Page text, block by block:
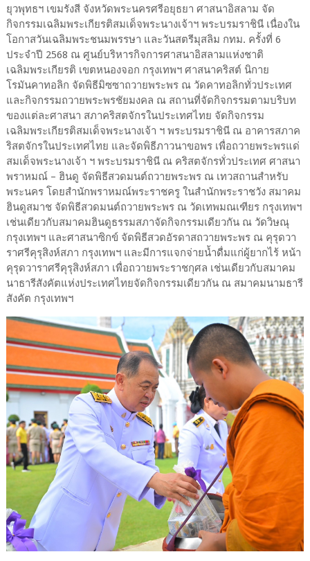
ยุวพุทธฯ เขมรังสี จังหวัดพระนครศรีอยุธยา ศาสนาอิสลาม จัด
กิจกรรมเฉลิมพระเกียรติสมเด็จพระนางเจ้าฯ พระบรมราชินี เนื่องใน
โอกาสวันเฉลิมพระชนมพรรษา และวันสตรีมุสลิม กทม. ครั้งที่ 6
ประจำปี 2568 ณ ศูนย์บริหารกิจการศาสนาอิสลามแห่งชาติ
เฉลิมพระเกียรติ เขตหนองจอก กรุงเทพฯ ศาสนาคริสต์ นิกาย
โรมันคาทอลิก จัดพิธีมิซซาถวายพระพร ณ วัดคาทอลิกทั่วประเทศ
และกิจกรรมถวายพระพรชัยมงคล ณ สถานที่จัดกิจกรรมตามบริบท
ของแต่ละศาสนา สภาคริสตจักรในประเทศไทย จัดกิจกรรม
เฉลิมพระเกียรติสมเด็จพระนางเจ้า ฯ พระบรมราชินี ณ อาคารสภาค
ริสตจักรในประเทศไทย และจัดพิธีภาวนาขอพร เพื่อถวายพระพรแด่
สมเด็จพระนางเจ้า ฯ พระบรมราชินี ณ คริสตจักรทั่วประเทศ ศาสนา
พราหมณ์ – ฮินดู จัดพิธีสวดมนต์ถวายพระพร ณ เทวสถานสำหรับ
พระนคร โดยสำนักพราหมณ์พระราชครู ในสำนักพระราชวัง สมาคม
ฮินดูสมาช จัดพิธีสวดมนต์ถวายพระพร ณ วัดเทพมณเฑียร กรุงเทพฯ
เช่นเดียวกับสมาคมฮินดูธรรมสภาจัดกิจกรรมเดียวกัน ณ วัดวิษณุ
กรุงเทพฯ และศาสนาซิกข์ จัดพิธีสวดอัรดาสถวายพระพร ณ คุรุดวา
ราศรีคุรุสิงห์สภา กรุงเทพฯ และมีการแจกจ่ายน้ำดื่มแก่ผู้ยากไร้ หน้า
คุรุดวาราศรีคุรุสิงห์สภา เพื่อถวายพระราชกุศล เช่นเดียวกับสมาคม
นาธารีสังคัตแห่งประเทศไทยจัดกิจกรรมเดียวกัน ณ สมาคมนามธารี
สังคัต กรุงเทพฯ